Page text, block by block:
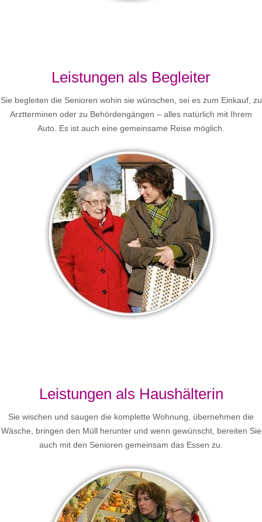
Leistungen als Begleiter
Sie begleiten die Senioren wohin sie wünschen, sei es zum Einkauf, zu
Arztterminen oder zu Behördengängen – alles natürlich mit Ihrem
Auto. Es ist auch eine gemeinsame Reise möglich.
Leistungen als Haushälterin
Sie wischen und saugen die komplette Wohnung, übernehmen die
Wäsche, bringen den Müll herunter und wenn gewünscht, bereiten Sie
auch mit den Senioren gemeinsam das Essen zu.